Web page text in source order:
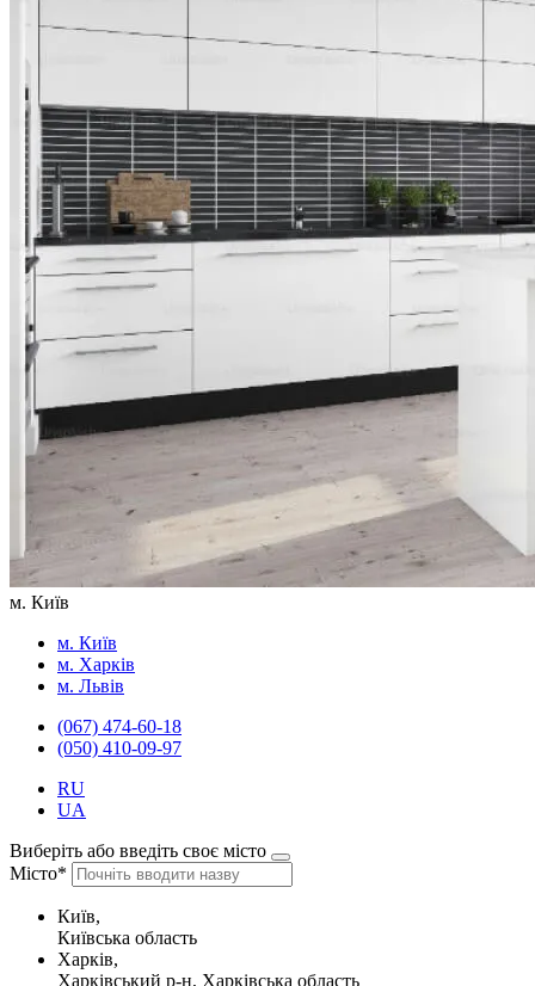
м. Київ
м. Київ
м. Харків
м. Львів
(067) 474-60-18
(050) 410-09-97
RU
UA
Виберіть або введіть своє місто
Місто*
Київ,
Київська область
Харків,
Харківський р-н, Харківська область